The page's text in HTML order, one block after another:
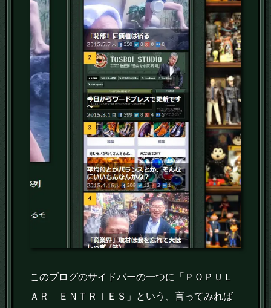
このブログのサイドバーの一つに「ＰＯＰＵＬ
ＡＲ ＥＮＴＲＩＥＳ」という、言ってみれば